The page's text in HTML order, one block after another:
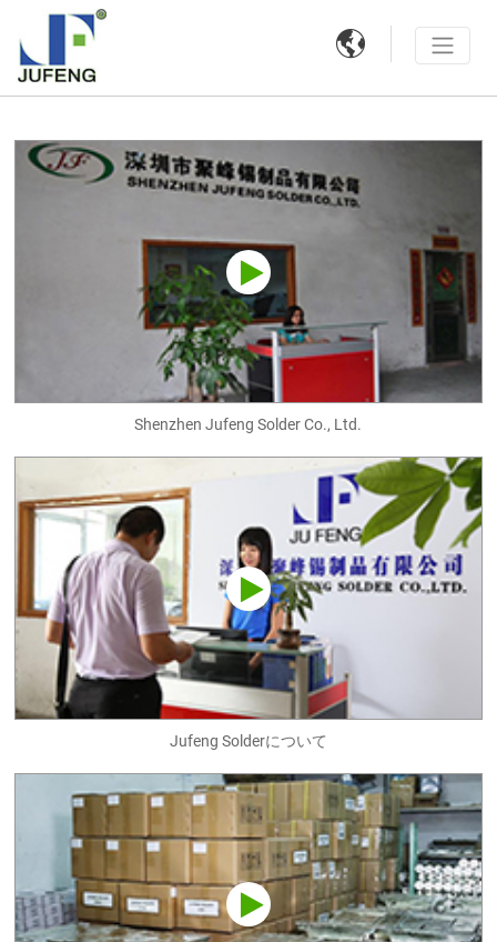

Shenzhen Jufeng Solder Co., Ltd.
Jufeng Solderについて